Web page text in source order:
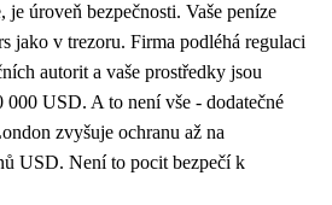
úroveň bezpečnosti. Vaše peníze
jako v trezoru. Firma podléhá regulaci
autorit a vaše prostředky jsou
000 USD. A to není vše - dodatečné
zvyšuje ochranu až na
USD. Není to pocit bezpečí k